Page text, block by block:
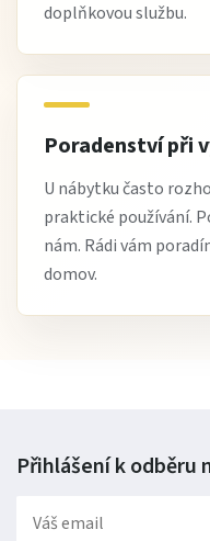
doplňkovou službu.
Poradenství při
U nábytku často
praktické používání.
nám. Rádi vám
domov.
Přihlášení k odběru